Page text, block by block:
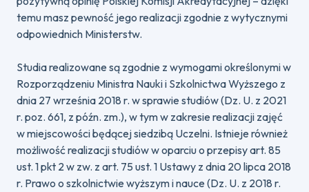
temu masz pewność jego realizacji zgodnie z wytycznymi
odpowiednich Ministerstw.
Studia realizowane są zgodnie z wymogami określonymi w
Rozporządzeniu Ministra Nauki i Szkolnictwa Wyższego z
dnia 27 września 2018 r. w sprawie studiów (Dz. U. z 2021
r. poz. 661, z późn. zm.), w tym w zakresie realizacji zajęć
w miejscowości będącej siedzibą Uczelni. Istnieje również
możliwość realizacji studiów w oparciu o przepisy art. 85
ust. 1 pkt 2 w zw. z art. 75 ust. 1 Ustawy z dnia 20 lipca 2018
r. Prawo o szkolnictwie wyższym i nauce (Dz. U. z 2018 r.